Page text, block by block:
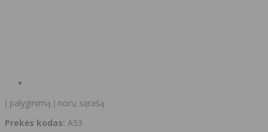
Į palyginimą Į norų sąrašą
Prekės kodas: A53